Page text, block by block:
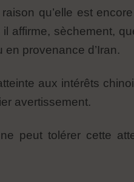
qu’elle est
affirme, sèchement,
en provenance d’Iran.
aux intérêts
avertissement.
peut tolérer cette